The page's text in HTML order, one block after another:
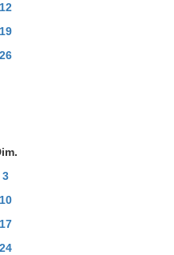
12
19
26
3
10
17
24